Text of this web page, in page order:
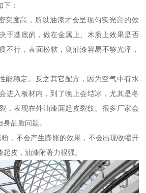
：
度高，所以油漆才会呈现匀实光亮的效
于基底的，做在金属上、木质上效果是否
不行，表面松软，则油漆容易不够光泽，
能稳定。反之其它配方，因为空气中有水
进入板材内，到了晚上会结冰，尤其是冬
，表现在外油漆面起皮裂纹。很多厂家会
品质问题。
不会产生膨胀的效果，不会出现收缩开
皮，油漆附著力很强。